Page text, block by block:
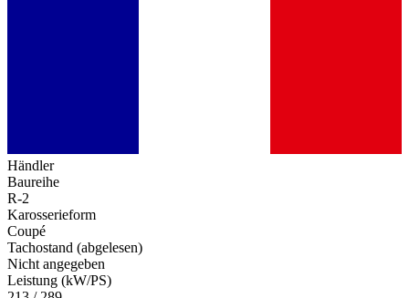
Händler
Baureihe
R-2
Karosserieform
Coupé
Tachostand (abgelesen)
Nicht angegeben
Leistung (kW/PS)